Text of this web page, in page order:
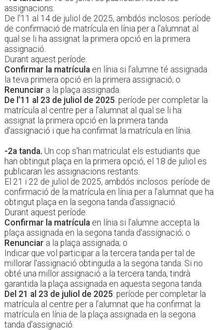
assignacions.
De l'11 al 14 de juliol de 2025, ambdós inclosos: període
de confirmació de matrícula en línia per a l’alumnat al
qual se li ha assignat la primera opció en la primera
assignació.
Durant aquest període:
Confirmar la matrículaen línia si l’alumne té assignada
la teva primera opció en la primera assignació; o
Renunciar a la plaça assignada.
De l’11 al 23 de juliol de 2025: període per completar la
matrícula al centre per a l’alumnat al qual se li ha
assignat la primera opció en la primera tanda
d'assignació i que ha confirmat la matrícula en línia.
-2a tanda. Un cop s'han matriculat els estudiants que
han obtingut plaça en la primera opció, el 18 de juliol es
publicaran les assignacions restants.
El 21 i 22 de juliol de 2025, ambdós inclosos: període de
confirmació de la matrícula en línia per a l’alumnat que ha
obtingut plaça en la segona tanda d'assignació.
Durant aquest període:
Confirmar la matrículaen línia si l’alumne accepta la
plaça assignada en la segona tanda d'assignació; o
Renunciar a la plaça assignada; o
Indicar que vol participar a la tercera tanda per tal de
millorar l'assignació obtinguda a la segona tanda. Si no
obté una millor assignació a la tercera tanda, tindrà
garantida la plaça assignada en aquesta segona tanda.
Del 21 al 23 de juliol de 2025: període per completar la
matrícula al centre per a l’alumnat que ha confirmat la
matrícula en línia de la plaça assignada en la segona
tanda d'assignació.